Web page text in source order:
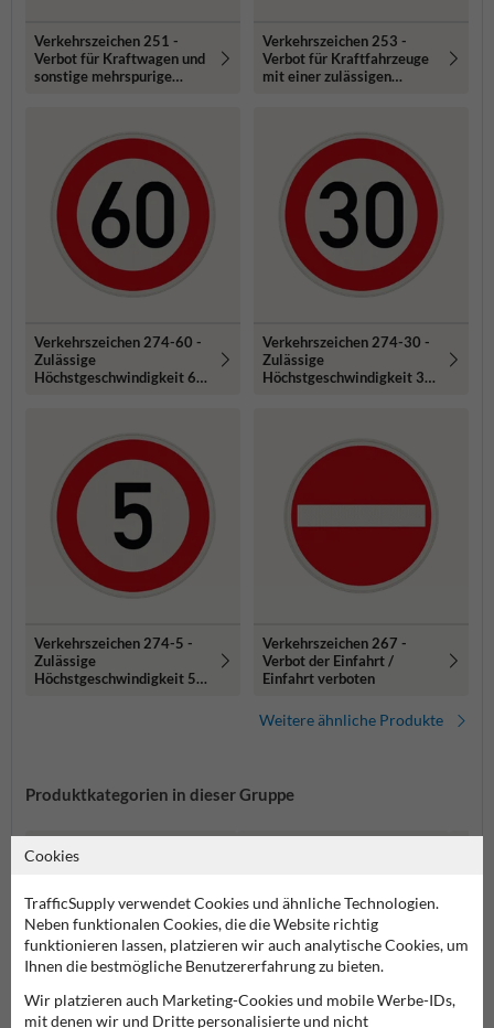
Verkehrszeichen 251 -
Verbot für Kraftwagen und
sonstige mehrspurige
Verkehrszeichen 253 -
Verbot für Kraftfahrzeuge
mit einer zulässigen
Verkehrszeichen 274-60 -
Zulässige
Höchstgeschwindigkeit 60
Verkehrszeichen 274-30 -
Zulässige
Höchstgeschwindigkeit 30
Verkehrszeichen 274-5 -
Zulässige
Höchstgeschwindigkeit 5
Verkehrszeichen 267 -
Verbot der Einfahrt /
Einfahrt verboten
Weitere ähnliche Produkte
Produktkategorien in dieser Gruppe
Cookies
TrafficSupply verwendet Cookies und ähnliche Technologien.
Neben funktionalen Cookies, die die Website richtig
funktionieren lassen, platzieren wir auch analytische Cookies, um
Ihnen die bestmögliche Benutzererfahrung zu bieten.
Wir platzieren auch Marketing-Cookies und mobile Werbe-IDs,
mit denen wir und Dritte personalisierte und nicht